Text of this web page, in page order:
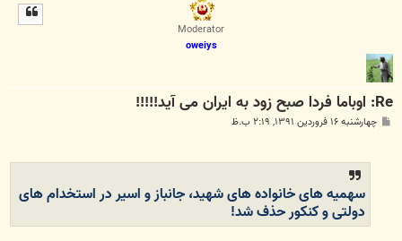
Moderator
oweiys
Re: اوباما فردا صبح زود به ایران می آید!!!!!
پ چهارشنبه ۱۶ فروردین ۱۳۹۱, ۲:۱۹ ب.ظ
سهمیه های خانواده های شهید، جانباز و اسیر در استخدام های
دولتی و کنکور حذف شد!